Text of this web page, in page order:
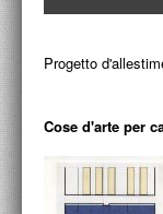
ACCADEMIA
I.E.D. / ROMA
A.A.M.
Progetto
Cose d'arte per